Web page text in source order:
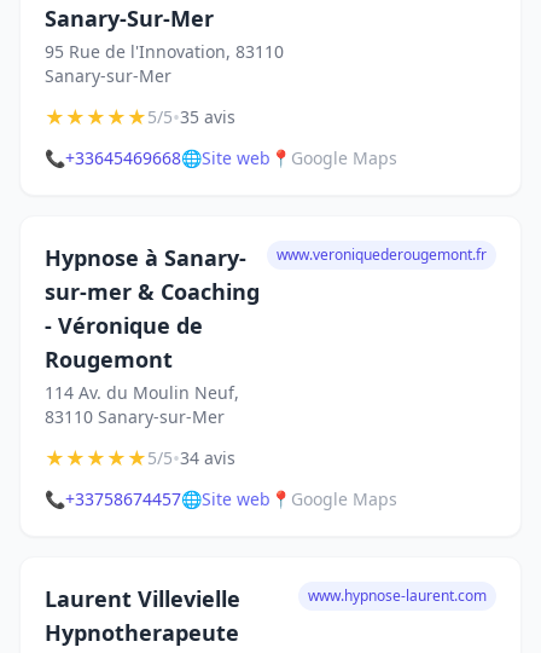
Sanary-Sur-Mer
95 Rue de l'Innovation, 83110
Sanary-sur-Mer
★★★★★5/5•35 avis
📞+33645469668🌐Site web 📍 Google Maps
Hypnose à Sanary-
sur-mer & Coaching
- Véronique de
Rougemont
114 Av. du Moulin Neuf,
83110 Sanary-sur-Mer
www.veroniquederougemont.fr
★★★★★5/5•34 avis
📞+33758674457🌐Site web 📍 Google Maps
Laurent Villevielle
Hypnotherapeute
www.hypnose-laurent.com